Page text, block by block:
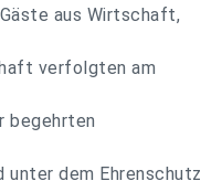
aus Wirtschaft,
verfolgten am
begehrten
unter dem Ehrenschutz